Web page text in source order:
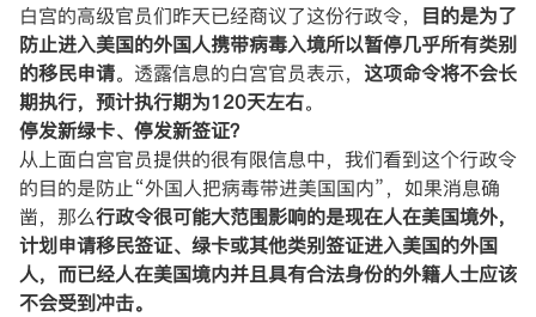
白宫的高级官员们昨天已经商议了这份行政令， 目的是为了
防止进入美国的外国人携带病毒入境所以暂停几乎所有类别
的移民申请。透露信息的白宫官员表示， 这项命令将不会长
期执行，预计执行期为120天左右。
停发新绿卡、停发新签证？
从上面白宫官员提供的很有限信息中，我们看到这个行政令
的目的是防止“外国人把病毒带进美国国内”，如果消息确
凿，那么行政令很可能大范围影响的是现在人在美国境外，
计划申请移民签证、绿卡或其他类别签证进入美国的外国
人，而已经人在美国境内并且具有合法身份的外籍人士应该
不会受到冲击。